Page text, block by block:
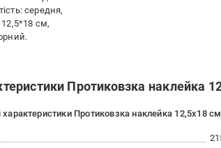
середня,
12,5*18 см,
Протиковзка наклейка
характеристики Протиковзка наклейка 12,5x18